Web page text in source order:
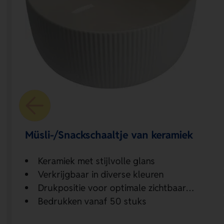
Müsli-/Snackschaaltje van keramiek
Keramiek met stijlvolle glans
Verkrijgbaar in diverse kleuren
Drukpositie voor optimale zichtbaarheid
Bedrukken vanaf 50 stuks